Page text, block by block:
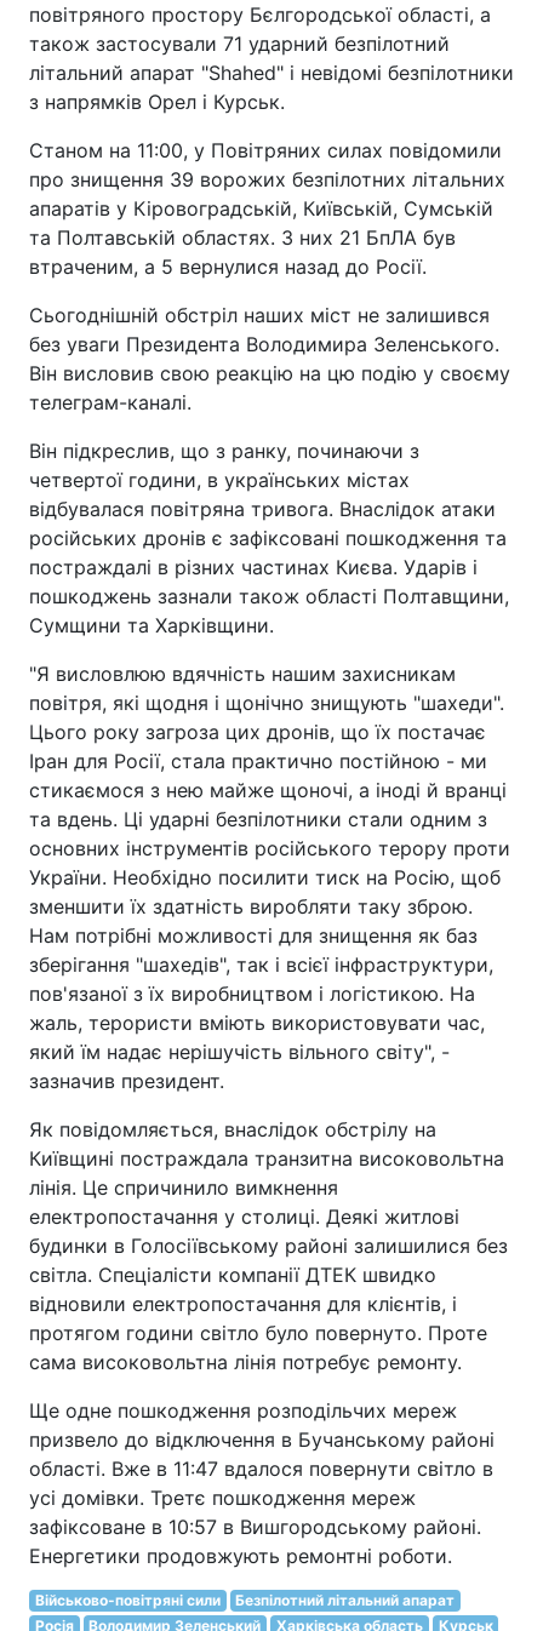
повітряного простору Бєлгородської області, а
також застосували 71 ударний безпілотний
літальний апарат "Shahed" і невідомі безпілотники
з напрямків Орел і Курськ.
Станом на 11:00, у Повітряних силах повідомили
про знищення 39 ворожих безпілотних літальних
апаратів у Кіровоградській, Київській, Сумській
та Полтавській областях. З них 21 БпЛА був
втраченим, а 5 вернулися назад до Росії.
Сьогоднішній обстріл наших міст не залишився
без уваги Президента Володимира Зеленського.
Він висловив свою реакцію на цю подію у своєму
телеграм-каналі.
Він підкреслив, що з ранку, починаючи з
четвертої години, в українських містах
відбувалася повітряна тривога. Внаслідок атаки
російських дронів є зафіксовані пошкодження та
постраждалі в різних частинах Києва. Ударів і
пошкоджень зазнали також області Полтавщини,
Сумщини та Харківщини.
"Я висловлюю вдячність нашим захисникам
повітря, які щодня і щонічно знищують "шахеди".
Цього року загроза цих дронів, що їх постачає
Іран для Росії, стала практично постійною - ми
стикаємося з нею майже щоночі, а іноді й вранці
та вдень. Ці ударні безпілотники стали одним з
основних інструментів російського терору проти
України. Необхідно посилити тиск на Росію, щоб
зменшити їх здатність виробляти таку зброю.
Нам потрібні можливості для знищення як баз
зберігання "шахедів", так і всієї інфраструктури,
пов'язаної з їх виробництвом і логістикою. На
жаль, терористи вміють використовувати час,
який їм надає нерішучість вільного світу", -
зазначив президент.
Як повідомляється, внаслідок обстрілу на
Київщині постраждала транзитна високовольтна
лінія. Це спричинило вимкнення
електропостачання у столиці. Деякі житлові
будинки в Голосіївському районі залишилися без
світла. Спеціалісти компанії ДТЕК швидко
відновили електропостачання для клієнтів, і
протягом години світло було повернуто. Проте
сама високовольтна лінія потребує ремонту.
Ще одне пошкодження розподільчих мереж
призвело до відключення в Бучанському районі
області. Вже в 11:47 вдалося повернути світло в
усі домівки. Третє пошкодження мереж
зафіксоване в 10:57 в Вишгородському районі.
Енергетики продовжують ремонтні роботи.
Військово-повітряні сили
Безпілотний літальний апарат
Росія
Володимир Зеленський Харківська область Курськ